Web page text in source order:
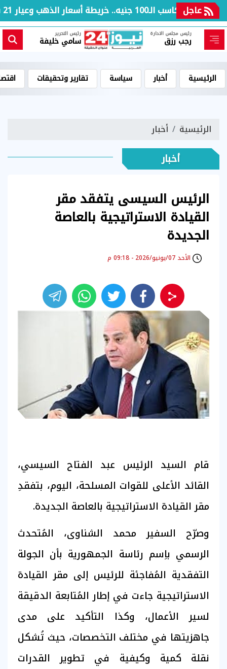
عاجل
بعد مكاسب الـ100 جنيه.. خريطة أسعار الذهب وعيار 21 بالعطلة الأسبوعية
رئيس مجلس الادارة
رجب رزق
رئيس التحرير
سامي خليفة
الرئيسية أخبار سياسة تقارير وتحقيقات
الرئيسية أخبار
أخبار
الرئيس السيسى يتفقد مقر
القيادة الاستراتيجية بالعاصة
الجديدة
الأحد 07/يونيو/2026 - 09:18 م
قام السيد الرئيس عبد الفتاح السيسي،
القائد الأعلى للقوات المسلحة، اليوم، بتفقدِ
مقر القيادة الاستراتيجية بالعاصة الجديدة.
وصرّح السفير محمد الشناوى، المُتحدث
الرسمي باِسم رئاسة الجمهورية بأن الجولة
التفقدية المُفاجئة للرئيس إلى مقر القيادة
الاستراتيجية جاءت في إطار المُتابعة الدقيقة
لسير الأعمال، وكذا التأكيد على مدى
جاهزيتها في مختلف التخصصات، حيث تُشكل
نقلة كمية وكيفية في تطوير القدرات